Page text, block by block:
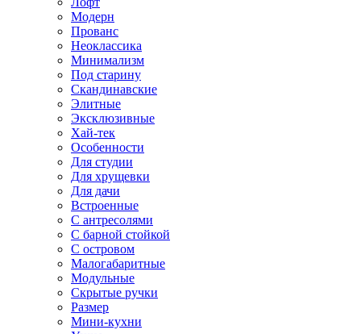
Модерн
Прованс
Неоклассика
Минимализм
Под старину
Скандинавские
Элитные
Эксклюзивные
Хай-тек
Особенности
Для студии
Для хрущевки
Для дачи
Встроенные
С антресолями
С барной стойкой
С островом
Малогабаритные
Модульные
Скрытые ручки
Размер
Мини-кухни